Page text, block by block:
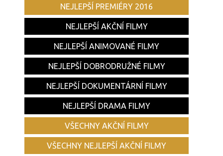
NEJLEPŠÍ PREMIÉRY 2016
NEJLEPŠÍ AKČNÍ FILMY
NEJLEPŠÍ ANIMOVANÉ FILMY
NEJLEPŠÍ DOBRODRUŽNÉ FILMY
NEJLEPŠÍ DOKUMENTÁRNÍ FILMY
NEJLEPŠÍ DRAMA FILMY
VŠECHNY AKČNÍ FILMY
VŠECHNY NEJLEPŠÍ AKČNÍ FILMY